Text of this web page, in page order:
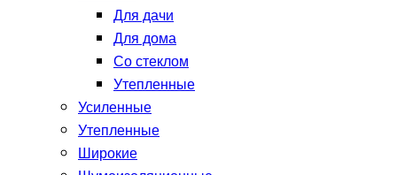
Для дачи
Для дома
Со стеклом
Утепленные
Усиленные
Утепленные
Широкие